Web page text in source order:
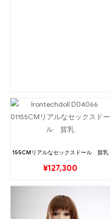
155CMリアルなセックスドール 貧乳
¥127,300